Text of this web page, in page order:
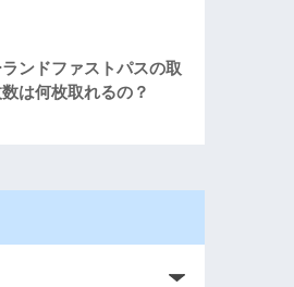
ンドファストパスの取
は何枚取れるの？